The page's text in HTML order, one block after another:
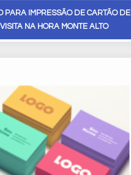
PARA IMPRESSÃO DE CARTÃO DE
VISITA NA HORA MONTE ALTO